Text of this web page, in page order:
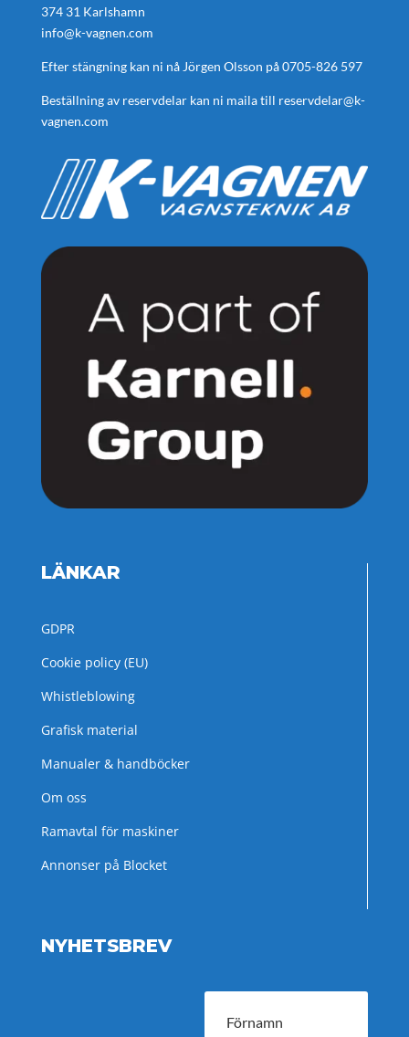
374 31 Karlshamn
info@k-vagnen.com
Efter stängning kan ni nå Jörgen Olsson på0705-826 597
Beställning av reservdelar kan ni maila till reservdelar@k-
vagnen.com
LÄNKAR
GDPR
Cookie policy (EU)
Whistleblowing
Grafisk material
Manualer & handböcker
Om oss
Ramavtal för maskiner
Annonser på Blocket
NYHETSBREV